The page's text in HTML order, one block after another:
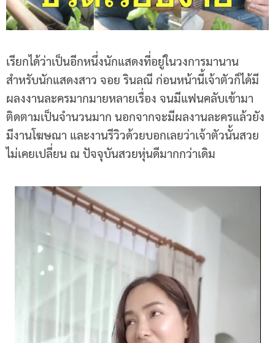
เรียกได้ว่าเป็นอีกหนึ่งนักแสดงที่อยู่ในวงการมานาน
สำหรับนักแสดงสาว จอย รินลณี ก่อนหน้านี้เจ้าตัวก็ได้มี
ผลงงานละครมากมายหลายเรื่อง จนมีแฟนคลับเข้ามา
ติดตามเป็นจำนวนมาก นอกจากจะมีผลงานละครแล้วยัง
มีงานโฆษณา และงานรีวิวด้วยบอกเลยว่าเจ้าตัวนั้นสวย
ไม่เคยเปลี่ยน ณ ปัจจุบันสวยหุ่นดีมากกว่าเดิม